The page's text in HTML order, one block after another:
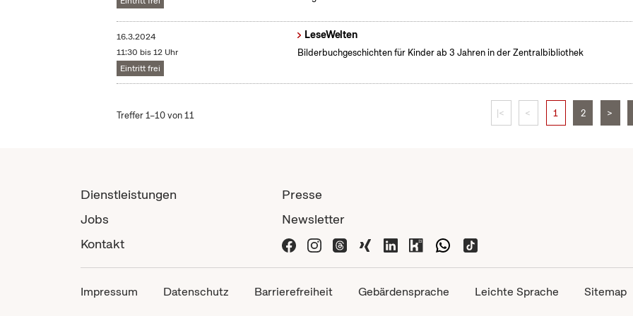
16.3.2024
11:30 bis 12 Uhr
Eintritt frei
LeseWelten
Bilderbuchgeschichten für Kinder ab 3 Jahren in der Zentralbibliothek
Treffer 1–10 von 11 |< < 1 2 >
Dienstleistungen
Jobs
Kontakt
Presse
Newsletter
Impressum Datenschutz Barrierefreiheit Gebärdensprache Leichte Sprache Sitemap